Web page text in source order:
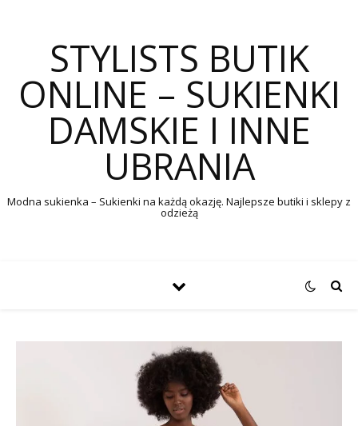
STYLISTS BUTIK
ONLINE – SUKIENKI
DAMSKIE I INNE
UBRANIA
Modna sukienka – Sukienki na każdą okazję. Najlepsze butiki i sklepy z
odzieżą